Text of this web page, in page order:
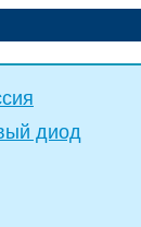
диод